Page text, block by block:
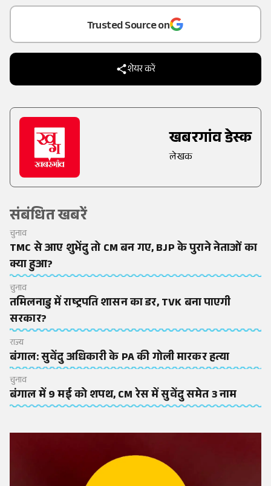
Trusted Source on
शेयर करें
खबरगांव डेस्क
लेखक
संबंधित खबरें
चुनाव
TMC से आए शुभेंदु तो CM बन गए, BJP के पुराने नेताओं का
क्या हुआ?
चुनाव
तमिलनाडु में राष्ट्रपति शासन का डर, TVK बना पाएगी
सरकार?
राज्य
बंगाल: सुवेंदु अधिकारी के PA की गोली मारकर हत्या
चुनाव
बंगाल में 9 मई को शपथ, CM रेस में सुवेंदु समेत 3 नाम